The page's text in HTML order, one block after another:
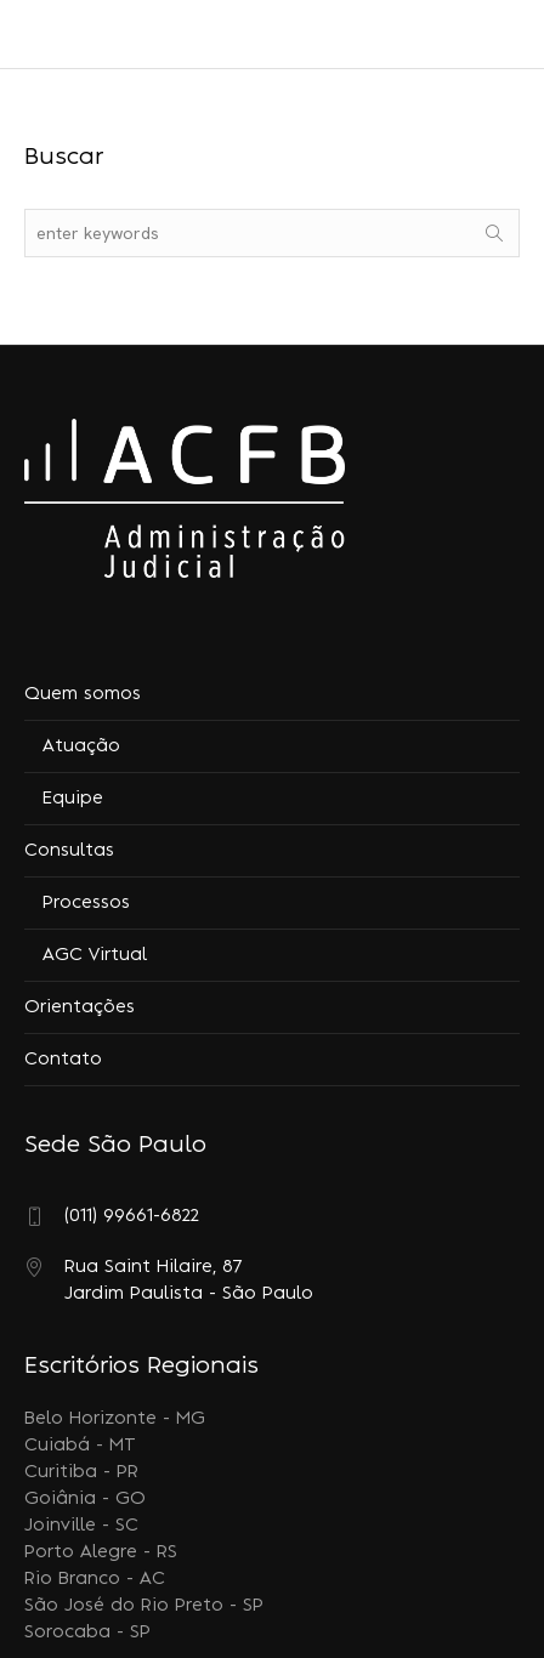
Buscar
Quem somos
Atuação
Equipe
Consultas
Processos
AGC Virtual
Orientações
Contato
Sede São Paulo
(011) 99661-6822
Rua Saint Hilaire, 87
Jardim Paulista - São Paulo
Escritórios Regionais
Belo Horizonte - MG
Cuiabá - MT
Curitiba - PR
Goiânia - GO
Joinville - SC
Porto Alegre - RS
Rio Branco - AC
São José do Rio Preto - SP
Sorocaba - SP